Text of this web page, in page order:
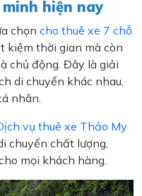
hiện nay
chọn cho thuê xe 7 chỗ
kiệm thời gian mà còn
chủ động. Đây là giải
di chuyển khác nhau,
nhân.
vụ thuê xe Thảo My
chuyển chất lượng,
mọi khách hàng.